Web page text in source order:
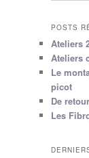
POSTS
Ateliers
Ateliers
Le
picot
De retour
Les